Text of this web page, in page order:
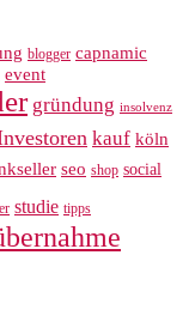
blogger capnamic
event
gründung insolvenz
kauf köln
seo shop social
studie tipps